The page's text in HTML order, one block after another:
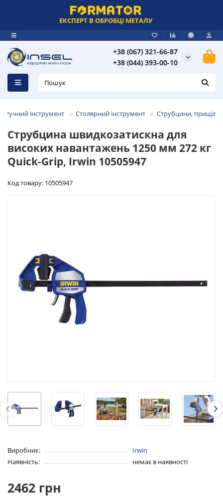
ЕКСПЕРТ В ОБРОБЦІ МЕТАЛУ
+38 (067) 321-66-87
+38 (044) 393-00-10
Ручний інструмент Столярний інструмент Струбцини,
Струбцина швидкозатискна для
високих навантажень 1250 мм 272 кг
Quick-Grip, Irwin 10505947
Код товару: 10505947
Виробник:
Irwin
Наявність:
немає в наявності
2462 грн